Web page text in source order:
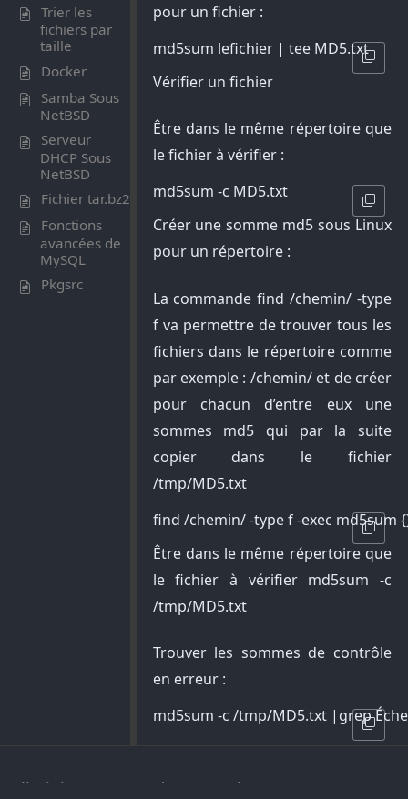
Trier les
fichiers par
taille
Docker
Samba Sous
NetBSD
Serveur
DHCP Sous
NetBSD
Fichier tar.bz2
Fonctions
avancées de
MySQL
Pkgsrc
pour un fichier :
md5sum lefichier | tee MD5.txt
Vérifier un fichier
Être dans le même répertoire que
le fichier à vérifier :
md5sum -c MD5.txt
Créer une somme md5 sous Linux
pour un répertoire :
La commande find /chemin/ -type
f va permettre de trouver tous les
fichiers dans le répertoire comme
par exemple : /chemin/ et de créer
pour chacun d’entre eux une
sommes md5 qui par la suite
copier dans le fichier
/tmp/MD5.txt
find /chemin/ -type f -exec
Être dans le même répertoire que
le fichier à vérifier md5sum -c
/tmp/MD5.txt
Trouver les sommes de contrôle
en erreur :
md5sum -c /tmp/MD5.txt |grep
All Rights Reserved ®. Lecabanon.Org